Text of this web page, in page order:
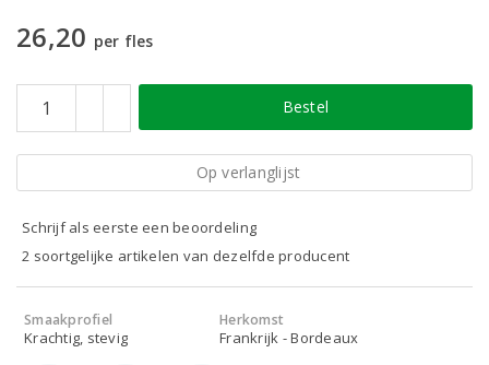
26,20 per fles
Bestel
Op verlanglijst
Schrijf als eerste een beoordeling
2 soortgelijke artikelen van dezelfde producent
Smaakprofiel
Krachtig, stevig
Herkomst
Frankrijk - Bordeaux